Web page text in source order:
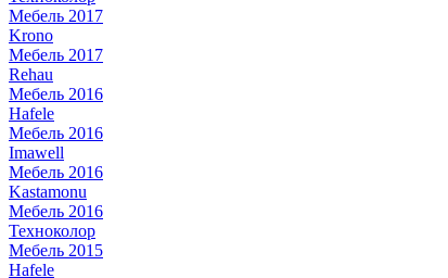
Мебель 2017
Krono
Мебель 2017
Rehau
Мебель 2016
Hafele
Мебель 2016
Imawell
Мебель 2016
Kastamonu
Мебель 2016
Техноколор
Мебель 2015
Hafele